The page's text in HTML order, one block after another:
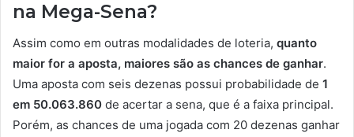
na Mega-Sena?
Assim como em outras modalidades de loteria, quanto
maior for a aposta, maiores são as chances de ganhar.
Uma aposta com seis dezenas possui probabilidade de 1
em 50.063.860 de acertar a sena, que é a faixa principal.
Porém, as chances de uma jogada com 20 dezenas ganhar